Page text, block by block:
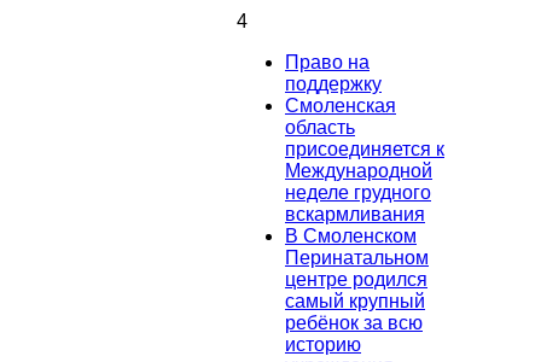
4
Право на
поддержку
Смоленская
область
присоединяется к
Международной
неделе грудного
вскармливания
В Смоленском
Перинатальном
центре родился
самый крупный
ребёнок за всю
историю